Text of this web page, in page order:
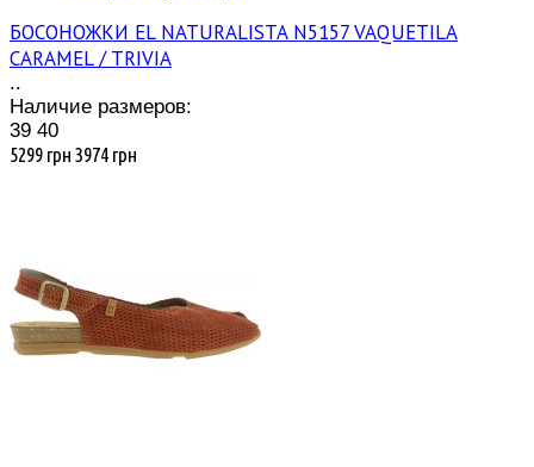
БОСОНОЖКИ EL NATURALISTA N5157 VAQUETILA
CARAMEL / TRIVIA
..
Наличие размеров:
39 40
5299 грн 3974 грн